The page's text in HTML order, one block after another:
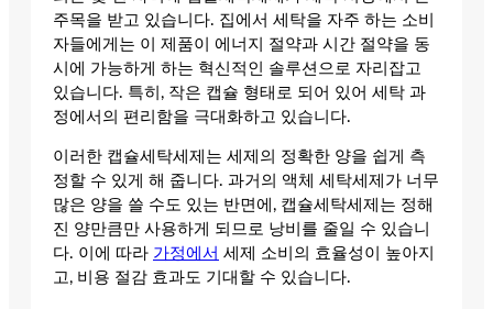
주목을 받고 있습니다. 집에서 세탁을 자주 하는 소비
자들에게는 이 제품이 에너지 절약과 시간 절약을 동
시에 가능하게 하는 혁신적인 솔루션으로 자리잡고
있습니다. 특히, 작은 캡슐 형태로 되어 있어 세탁 과
정에서의 편리함을 극대화하고 있습니다.
이러한 캡슐세탁세제는 세제의 정확한 양을 쉽게 측
정할 수 있게 해 줍니다. 과거의 액체 세탁세제가 너무
많은 양을 쓸 수도 있는 반면에, 캡슐세탁세제는 정해
진 양만큼만 사용하게 되므로 낭비를 줄일 수 있습니
다. 이에 따라 가정에서 세제 소비의 효율성이 높아지
고, 비용 절감 효과도 기대할 수 있습니다.